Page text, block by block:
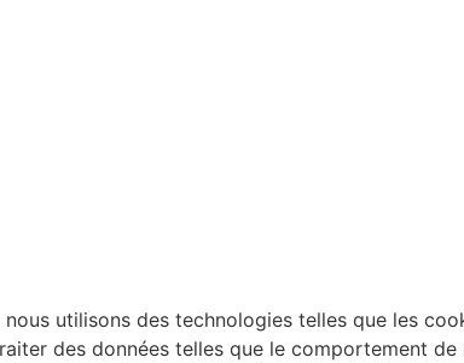
utilisons des technologies telles que les
des données telles que le comportement